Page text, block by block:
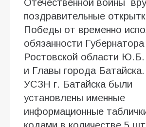
Отечественной войны
поздравительные
Победы от временно
обязанности Губернатора
Ростовской области
и Главы города Батайска.
УСЗН г. Батайска были
установлены именные
информационные